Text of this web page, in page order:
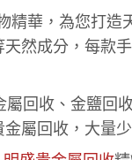
精華，為您打造
然成分，每款
回收、金鹽回
屬回收，大量少